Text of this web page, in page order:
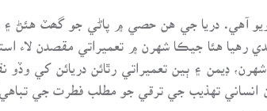
ويو آهي. دريا جي هن حصي ۾ پاڻي جو گھٽ هئڻ ۽
رهيا هئا جيڪا شهرن ۾ تعميراتي مقصدن لاء
ڊيمن ۽ ٻين تعميراتي رٿائن دريائن کي وڏو
تهذيب جي ترقي جو مطلب فطرت جي تباهي